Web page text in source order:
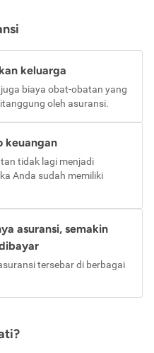
keluarga
biaya obat-obatan yang
oleh asuransi.
keuangan
tidak lagi menjadi
Anda sudah memiliki
asuransi, semakin
tersebar di berbagai